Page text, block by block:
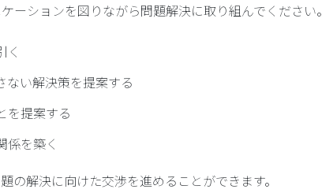
ーションを図りながら問題解決に取り組んでください。
く
ない解決策を提案する
を提案する
係を築く
の解決に向けた交渉を進めることができます。